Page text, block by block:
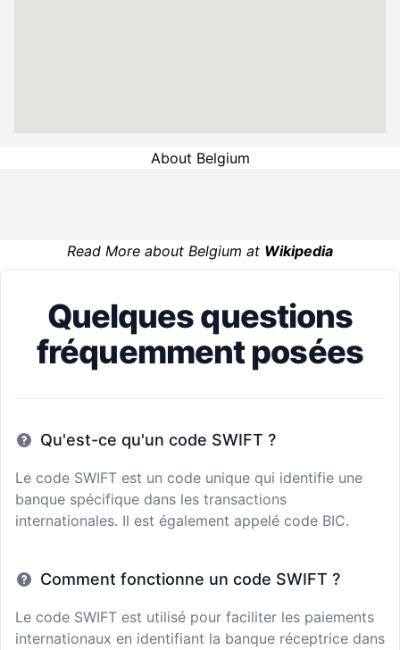
About Belgium
Read More about Belgium at Wikipedia
Quelques questions
fréquemment posées
Qu'est-ce qu'un code SWIFT ?
Le code SWIFT est un code unique qui identifie une
banque spécifique dans les transactions
internationales. Il est également appelé code BIC.
Comment fonctionne un code SWIFT ?
Le code SWIFT est utilisé pour faciliter les paiements
internationaux en identifiant la banque réceptrice dans